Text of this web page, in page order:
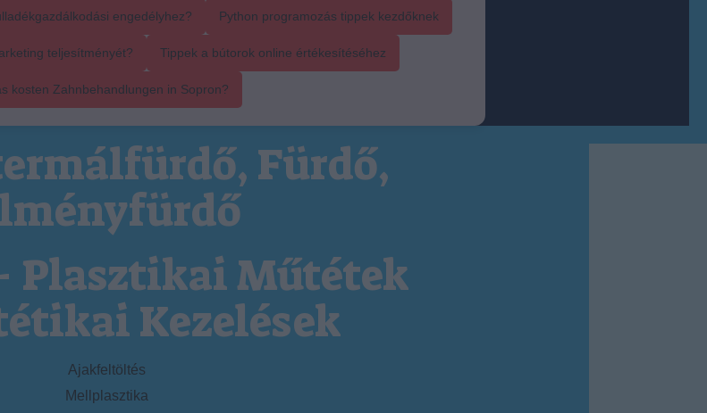
engedélyhez? Python programozás tippek kezdőknek
teljesítményét? Tippek a bútorok online értékesítéséhez
kosten Zahnbehandlungen in Sopron?
Fürdő,
Plasztikai Műtétek
Kezelések
Ajakfeltöltés
Mellplasztika